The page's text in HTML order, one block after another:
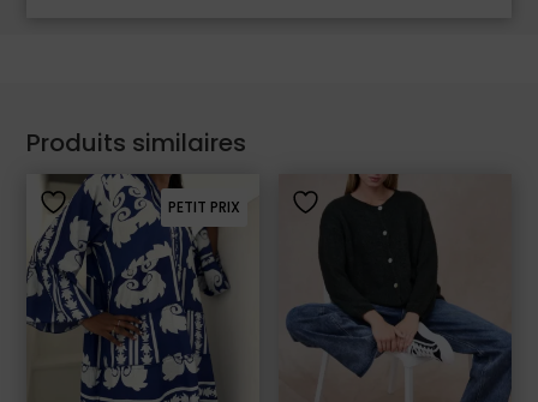
Produits similaires
PETIT PRIX